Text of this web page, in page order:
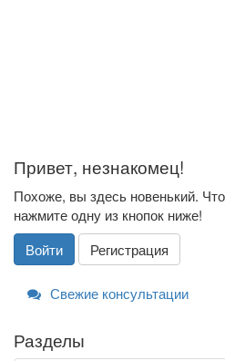
Привет, незнакомец!
Похоже, вы здесь новенький.
нажмите одну из кнопок ниже!
Войти
Регистрация
Свежие консультации
Разделы